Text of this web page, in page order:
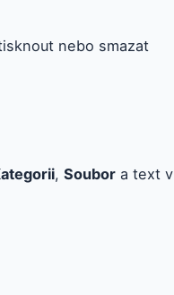
nebo smazat
, Soubora text v